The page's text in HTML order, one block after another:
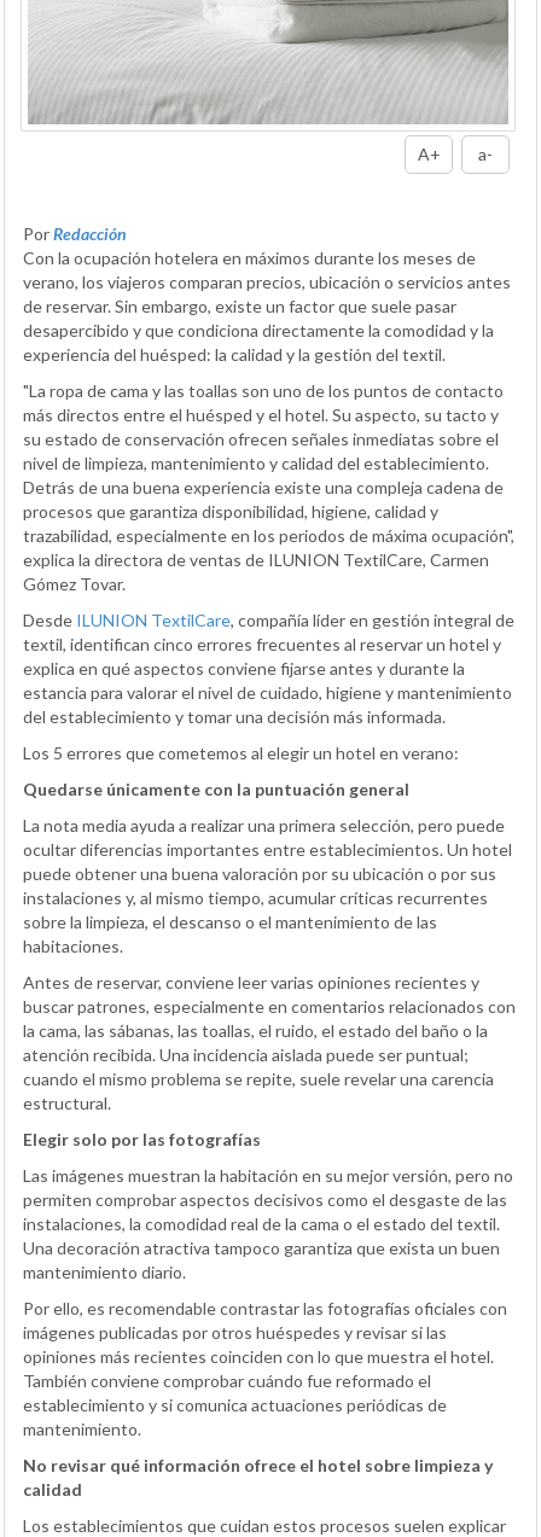
A+ a-
PorRedacción
Con la ocupación hotelera en máximos durante los meses de
verano, los viajeros comparan precios, ubicación o servicios antes
de reservar. Sin embargo, existe un factor que suele pasar
desapercibido y que condiciona directamente la comodidad y la
experiencia del huésped: la calidad y la gestión del textil.
"La ropa de cama y las toallas son uno de los puntos de contacto
más directos entre el huésped y el hotel. Su aspecto, su tacto y
su estado de conservación ofrecen señales inmediatas sobre el
nivel de limpieza, mantenimiento y calidad del establecimiento.
Detrás de una buena experiencia existe una compleja cadena de
procesos que garantiza disponibilidad, higiene, calidad y
trazabilidad, especialmente en los periodos de máxima ocupación",
explica la directora de ventas de ILUNION TextilCare, Carmen
Gómez Tovar.
Desde ILUNION TextilCare, compañía líder en gestión integral de
textil, identifican cinco errores frecuentes al reservar un hotel y
explica en qué aspectos conviene fijarse antes y durante la
estancia para valorar el nivel de cuidado, higiene y mantenimiento
del establecimiento y tomar una decisión más informada.
Los 5 errores que cometemos al elegir un hotel en verano:
Quedarse únicamente con la puntuación general
La nota media ayuda a realizar una primera selección, pero puede
ocultar diferencias importantes entre establecimientos. Un hotel
puede obtener una buena valoración por su ubicación o por sus
instalaciones y, al mismo tiempo, acumular críticas recurrentes
sobre la limpieza, el descanso o el mantenimiento de las
habitaciones.
Antes de reservar, conviene leer varias opiniones recientes y
buscar patrones, especialmente en comentarios relacionados con
la cama, las sábanas, las toallas, el ruido, el estado del baño o la
atención recibida. Una incidencia aislada puede ser puntual;
cuando el mismo problema se repite, suele revelar una carencia
estructural.
Elegir solo por las fotografías
Las imágenes muestran la habitación en su mejor versión, pero no
permiten comprobar aspectos decisivos como el desgaste de las
instalaciones, la comodidad real de la cama o el estado del textil.
Una decoración atractiva tampoco garantiza que exista un buen
mantenimiento diario.
Por ello, es recomendable contrastar las fotografías oficiales con
imágenes publicadas por otros huéspedes y revisar si las
opiniones más recientes coinciden con lo que muestra el hotel.
También conviene comprobar cuándo fue reformado el
establecimiento y si comunica actuaciones periódicas de
mantenimiento.
No revisar qué información ofrece el hotel sobre limpieza y
calidad
Los establecimientos que cuidan estos procesos suelen explicar